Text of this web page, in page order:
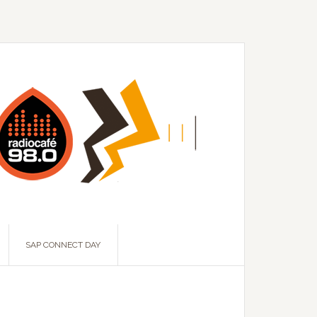
SAP CONNECT DAY